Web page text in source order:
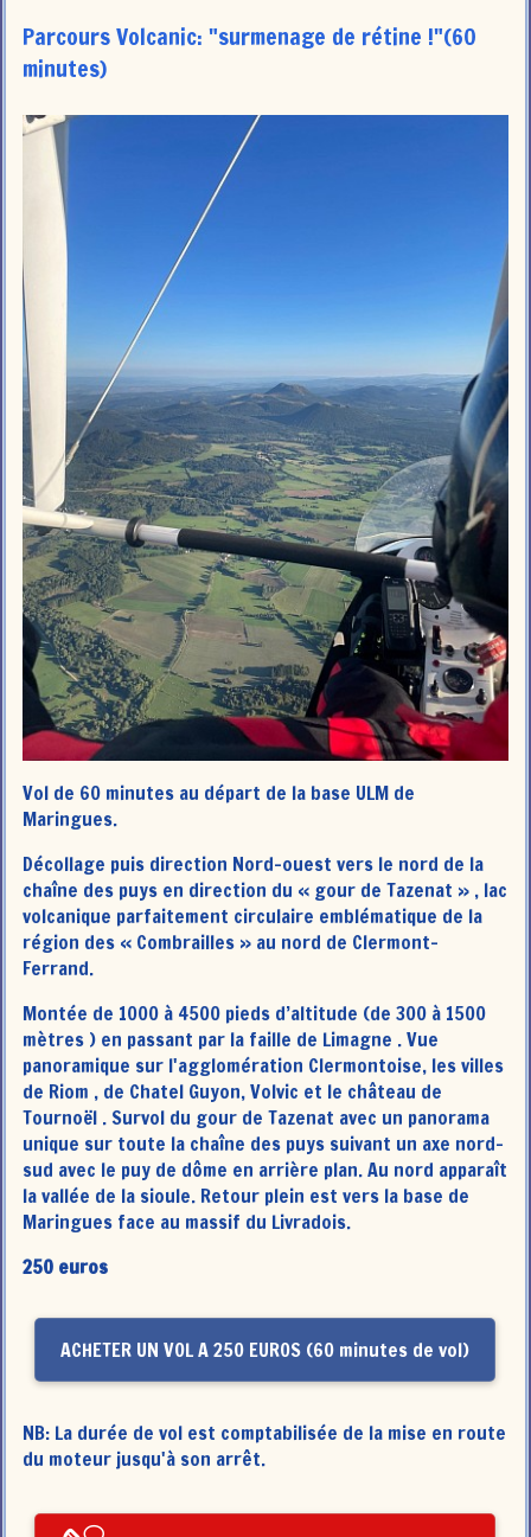
Parcours Volcanic: "surmenage de rétine !"(60
minutes)
Vol de 60 minutes au départ de la base ULM de
Maringues.
Décollage puis direction Nord-ouest vers le nord de la
chaîne des puys en direction du « gour de Tazenat » , lac
volcanique parfaitement circulaire emblématique de la
région des « Combrailles » au nord de Clermont-
Ferrand.
Montée de 1000 à 4500 pieds d’altitude (de 300 à 1500
mètres ) en passant par la faille de Limagne . Vue
panoramique sur l'agglomération Clermontoise, les villes
de Riom , de Chatel Guyon, Volvic et le château de
Tournoël . Survol du gour de Tazenat avec un panorama
unique sur toute la chaîne des puys suivant un axe nord-
sud avec le puy de dôme en arrière plan. Au nord apparaît
la vallée de la sioule. Retour plein est vers la base de
Maringues face au massif du Livradois.
250 euros
ACHETER UN VOL A 250 EUROS (60 minutes de vol)
NB: La durée de vol est comptabilisée de la mise en route
du moteur jusqu'à son arrêt.